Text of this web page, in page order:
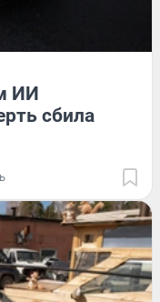
ИИ
сбила